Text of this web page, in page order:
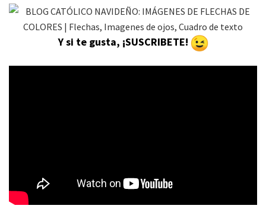
Y si te gusta, ¡SUSCRIBETE!